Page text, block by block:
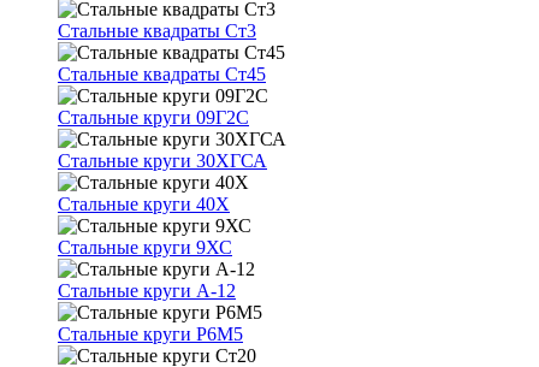
Стальные квадраты Ст3
Стальные квадраты Ст45
Стальные круги 09Г2С
Стальные круги 30ХГСА
Стальные круги 40Х
Стальные круги 9ХС
Стальные круги А-12
Стальные круги Р6М5